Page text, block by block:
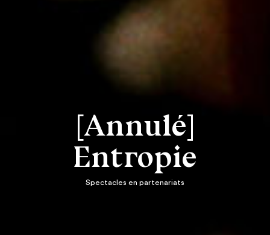
[Annulé]
Entropie
Spectacles en partenariats